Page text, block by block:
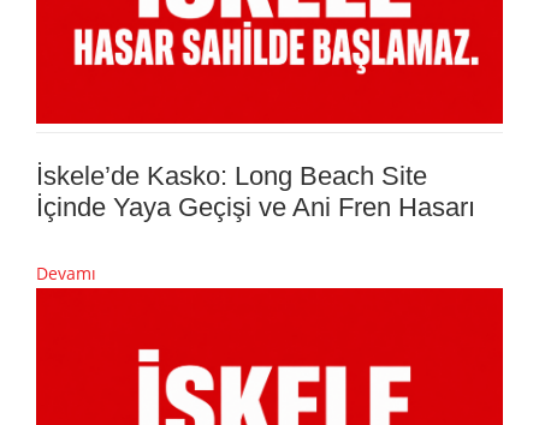
İskele’de Kasko: Long Beach Site
İçinde Yaya Geçişi ve Ani Fren Hasarı
Devamı